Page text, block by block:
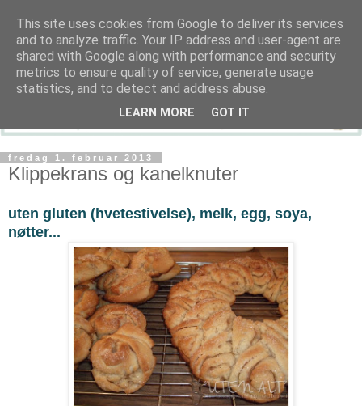
fredag 1. februar 2013
Klippekrans og kanelknuter
uten gluten (hvetestivelse), melk, egg, soya,
nøtter...
This site uses cookies from Google to deliver its services
and to analyze traffic. Your IP address and user-agent are
shared with Google along with performance and security
metrics to ensure quality of service, generate usage
statistics, and to detect and address abuse.
LEARN MORE GOT IT